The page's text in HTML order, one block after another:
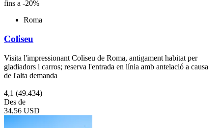
fins a -20%
Roma
Coliseu
Visita l'impressionant Coliseu de Roma, antigament habitat per
gladiadors i carros; reserva l'entrada en línia amb antelació a causa
de l'alta demanda
4,1 (49.434)
Des de
34,56 USD